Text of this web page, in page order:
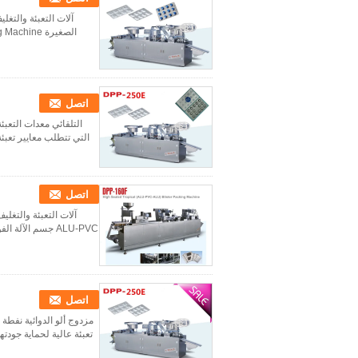
آلات التعبئة
اتصل
التلقائي معدات
التي تتطلب معايير
اتصل
ALU-PVC جسم الآلة الفولاذ المقاوم للصدأ 304/316 (يمكن اختيار الاتصال الطبي SS3016) تردد تقطيع (مرات / دقيق...
اتصل
مزدوج ألو الدوائية
تعبئة عالية لحماية